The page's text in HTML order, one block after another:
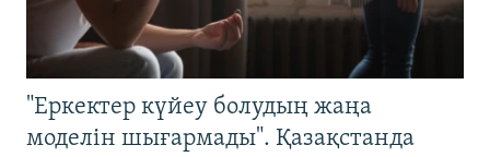
"Еркектер күйеу болудың жаңа
моделін шығармады". Қазақстанда